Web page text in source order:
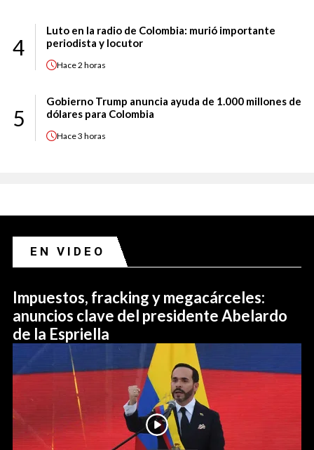
4
Luto en la radio de Colombia: murió importante
periodista y locutor
Hace2 horas
5
Gobierno Trump anuncia ayuda de 1.000 millones de
dólares para Colombia
Hace3 horas
EN VIDEO
Impuestos, fracking y megacárceles:
anuncios clave del presidente Abelardo
de la Espriella